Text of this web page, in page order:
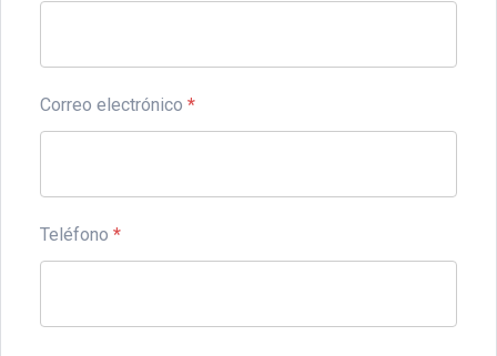
Correo electrónico *
Teléfono *